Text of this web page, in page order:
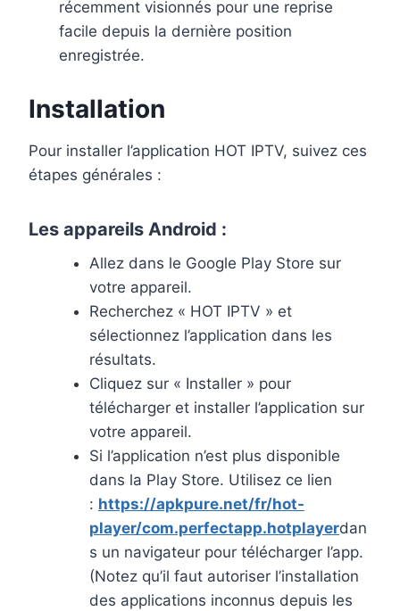
récemment visionnés pour une reprise
facile depuis la dernière position
enregistrée.
Installation
Pour installer l’application HOT IPTV, suivez ces
étapes générales :
Les appareils Android :
Allez dans le Google Play Store sur
votre appareil.
Recherchez « HOT IPTV » et
sélectionnez l’application dans les
résultats.
Cliquez sur « Installer » pour
télécharger et installer l’application sur
votre appareil.
Si l’application n’est plus disponible
dans la Play Store. Utilisez ce lien
: https://apkpure.net/fr/hot-
player/com.perfectapp.hotplayerdan
s un navigateur pour télécharger l’app.
(Notez qu’il faut autoriser l’installation
des applications inconnus depuis les